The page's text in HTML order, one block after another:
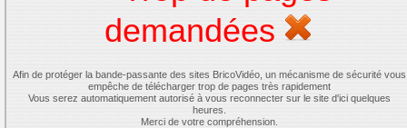
demandées
Afin de protéger la bande-passante des sites BricoVidéo, un mécanisme de sécurité vous
empêche de télécharger trop de pages très rapidement
Vous serez automatiquement autorisé à vous reconnecter sur le site d'ici quelques
heures.
Merci de votre compréhension.